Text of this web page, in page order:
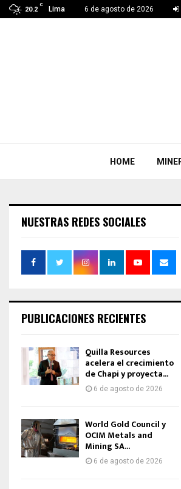
20.2
C
Lima 6 de agosto de 2026
HOME
NUESTRAS REDES SOCIALES
PUBLICACIONES RECIENTES
Quilla Resources
acelera el crecimiento
de Chapi y proyecta...
6 de agosto de 2026
World Gold Council y
OCIM Metals and
Mining SA...
6 de agosto de 2026